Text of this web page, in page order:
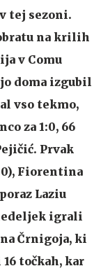
tej sezoni.
na krilih
v Comu
doma izgubil
vso tekmo,
za 1:0, 66
Prvak
Fiorentina
Laziu
igrali
Črnigoja, ki
točkah, kar